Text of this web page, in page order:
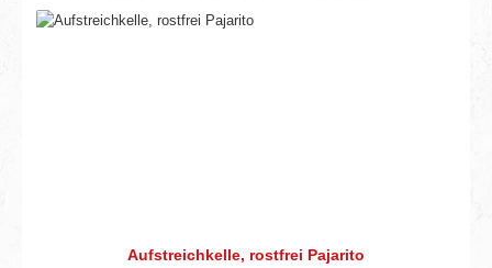
Aufstreichkelle, rostfrei Pajarito